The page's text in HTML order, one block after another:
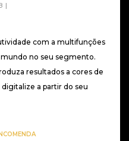
com a multifunções
mundo no seu segmento.
resultados a cores de
a partir do seu